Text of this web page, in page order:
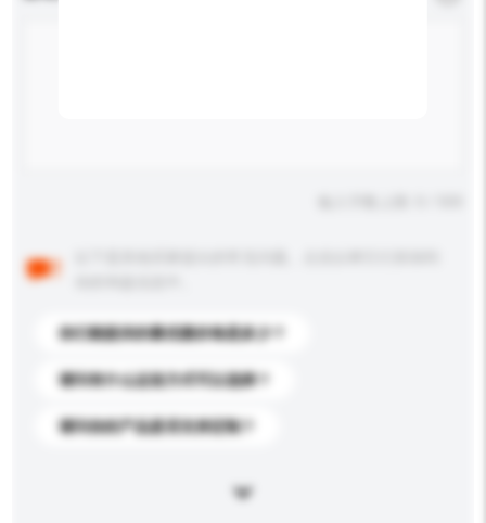
你们能提供的最优惠价格是多少？
请问有什么运送方式可以选择？
请问你的产品是否支持定制？